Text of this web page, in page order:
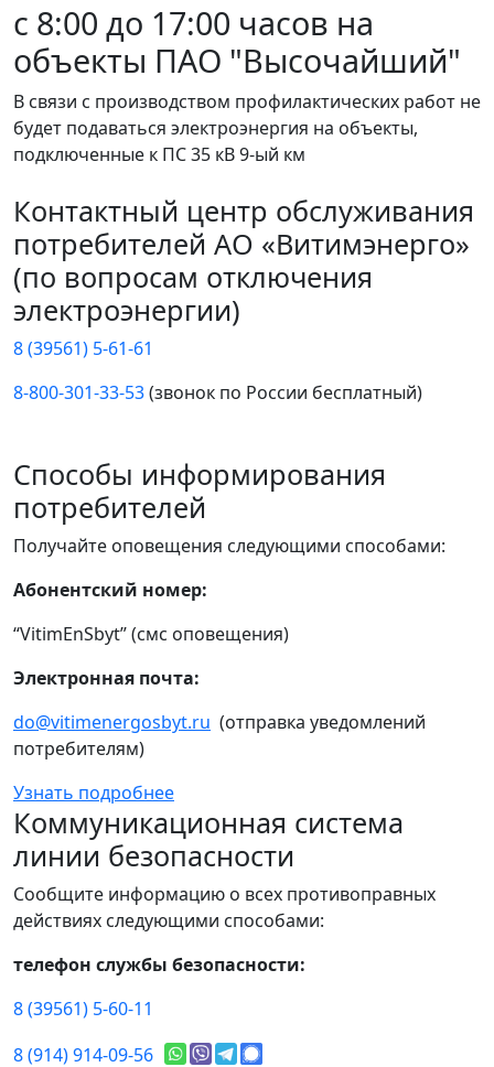
с 8:00 до 17:00 часов на
объекты ПАО "Высочайший"
В связи с производством профилактических работ не
будет подаваться электроэнергия на объекты,
подключенные к ПС 35 кВ 9-ый км
Контактный центр обслуживания
потребителей АО «Витимэнерго»
(по вопросам отключения
электроэнергии)
8 (39561) 5-61-61
8-800-301-33-53(звонок по России бесплатный)
Способы информирования
потребителей
Получайте оповещения следующими способами:
Абонентский номер:
“VitimEnSbyt” (смс оповещения)
Электронная почта:
do@vitimenergosbyt.ru (отправка уведомлений
потребителям)
Узнать подробнее
Коммуникационная система
линии безопасности
Сообщите информацию о всех противоправных
действиях следующими способами:
телефон службы безопасности:
8 (39561) 5-60-11
8 (914) 914-09-56